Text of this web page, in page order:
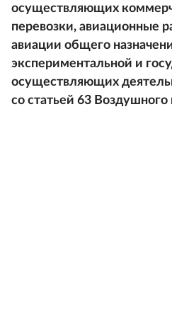
осуществляющих
перевозки, авиационные
авиации общего
экспериментальной и
осуществляющих
со статьей 63